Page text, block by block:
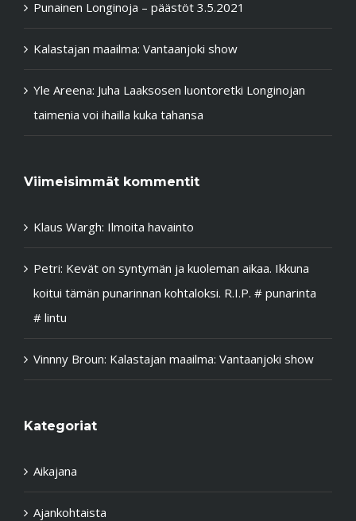
Punainen Longinoja – päästöt 3.5.2021
Kalastajan maailma: Vantaanjoki show
Yle Areena: Juha Laaksosen luontoretki Longinojan
taimenia voi ihailla kuka tahansa
Viimeisimmät kommentit
Klaus Wargh: Ilmoita havainto
Petri: Kevät on syntymän ja kuoleman aikaa. Ikkuna
koitui tämän punarinnan kohtaloksi. R.I.P. # punarinta
# lintu
Vinnny Broun: Kalastajan maailma: Vantaanjoki show
Kategoriat
Aikajana
Ajankohtaista